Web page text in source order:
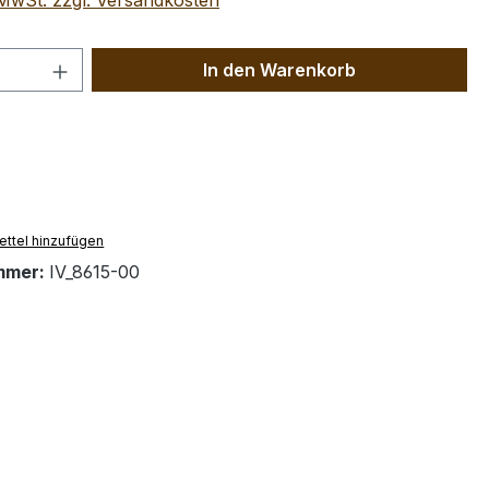
Anzahl: Gib den gewünschten Wert
In den Warenkorb
hinzufügen
IV_8615-00